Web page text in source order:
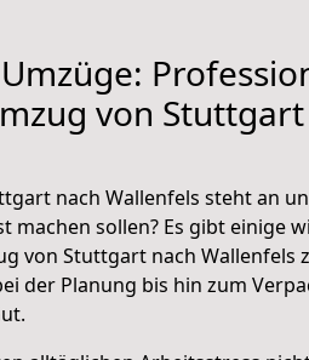
von Stuttgart
nach Wallenfels steht an
machen sollen? Es gibt einige
von Stuttgart nach Wallenfels
der Planung bis hin zum